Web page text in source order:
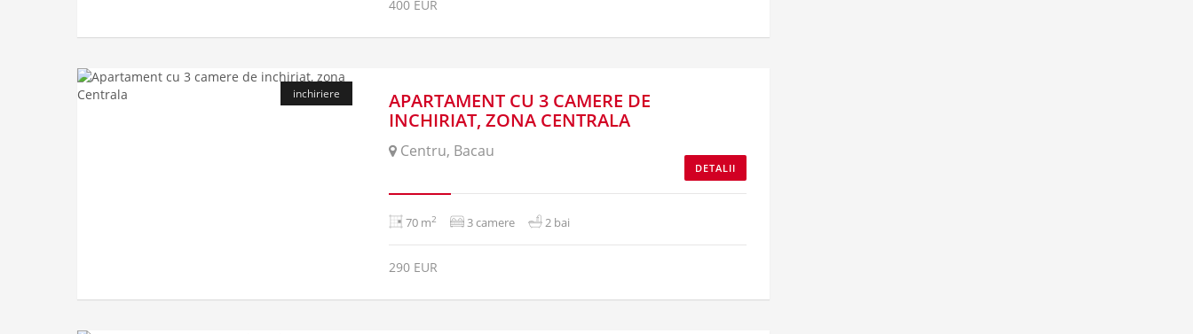
400 EUR
inchiriere
APARTAMENT CU 3 CAMERE DE
INCHIRIAT, ZONA CENTRALA
Centru, Bacau
DETALII
70 m2 3 camere 2 bai
290 EUR